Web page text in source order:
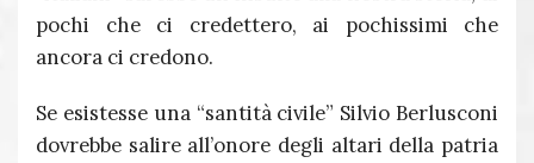
pochi che ci credettero, ai pochissimi che
ancora ci credono.
Se esistesse una “santità civile” Silvio Berlusconi
dovrebbe salire all’onore degli altari della patria